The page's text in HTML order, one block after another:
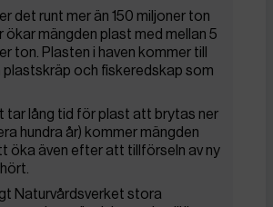
det runt mer än 150 miljoner ton
ökar mängden plast med mellan 5
ton. Plasten i haven kommer till
plastskräp och fiskeredskap som
tar lång tid för plast att brytas ner
hundra år) kommer mängden
öka även efter att tillförseln av ny
Naturvårdsverket stora